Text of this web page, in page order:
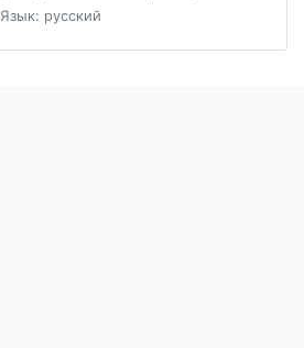
Язык: русский